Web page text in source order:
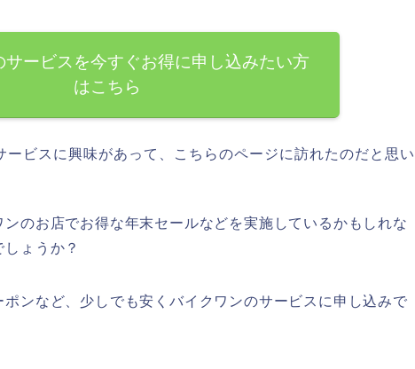
サービスを今すぐお得に申し込みたい方
はこちら
ービスに興味があって、こちらのページに訪れたのだと思い
のお店でお得な年末セールなどを実施しているかもしれな
ょうか？
ンなど、少しでも安くバイクワンのサービスに申し込みで